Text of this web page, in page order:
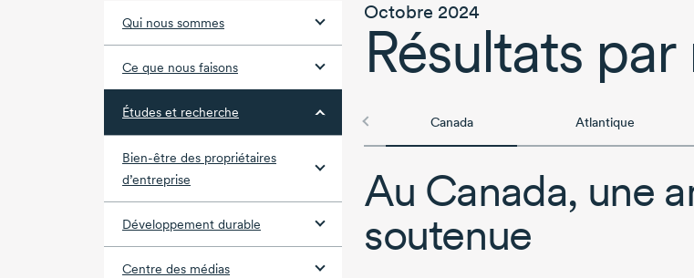
Qui nous sommes
Ce que nous faisons
Études et recherche
Bien-être des propriétaires
d’entreprise
Développement durable
Centre des médias
Octobre 2024
Résultats
Canada Atlantique
Au Canada, une
soutenue